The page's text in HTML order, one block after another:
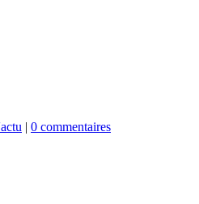
| 0 commentaires